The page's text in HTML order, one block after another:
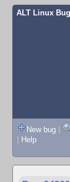
ALT Linux
New bug |
| Help